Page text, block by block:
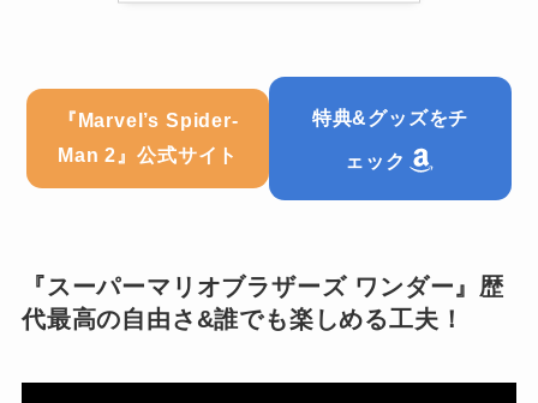
『 Marvel’s Spider-
Man 2』公式サイト
特典&グッズをチ
ェック
『スーパーマリオブラザーズ ワンダー』歴
代最高の自由さ&誰でも楽しめる工夫！